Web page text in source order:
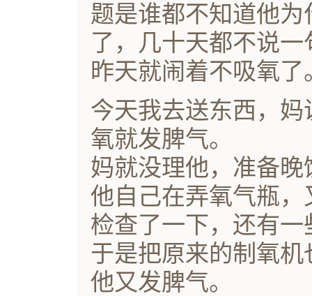
题是谁都不知道他
了，几十天都不说一
昨天就闹着不吸氧了
今天我去送东西，
氧就发脾气。
妈就没理他，准备
他自己在弄氧气瓶
检查了一下，还有一
于是把原来的制氧
他又发脾气。